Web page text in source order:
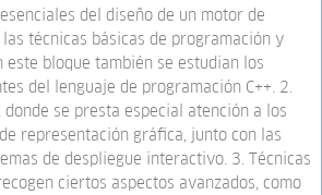
del diseño de un motor de
técnicas básicas de programación y
este bloque también se estudian los
del lenguaje de programación C++. 2.
se presta especial atención a los
representación gráfica, junto con las
de despliegue interactivo. 3. Técnicas
ciertos aspectos avanzados, como